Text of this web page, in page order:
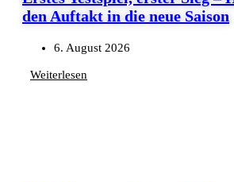
den Auftakt in die neue Saison
6. August 2026
Weiterlesen